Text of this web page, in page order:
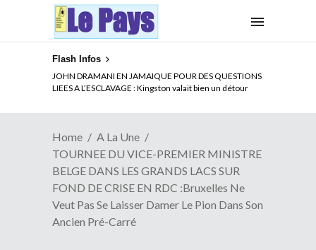
Flash Infos
ELECTION DE TALON A LA TETE DU SENAT BENINOIS :
Quand Patrice quitte le pouvoir sans partir !
Home
A La Une
TOURNEE DU VICE-PREMIER MINISTRE
BELGE DANS LES GRANDS LACS SUR
FOND DE CRISE EN RDC :Bruxelles Ne
Veut Pas Se Laisser Damer Le Pion Dans Son
Ancien Pré-Carré